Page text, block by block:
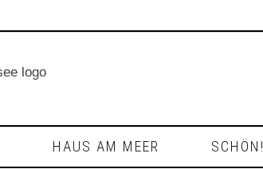
HAUS AM MEER SCHÖN!